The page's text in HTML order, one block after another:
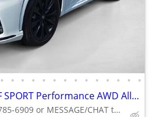
• • • • • • • • • • • • • •
2023 Lexus RX RX 500h F SPORT Performance AWD All Wheel Drive SUV Electric AUTON
Call (914) 785-6909 or MESSAGE/CHAT to confirm availability